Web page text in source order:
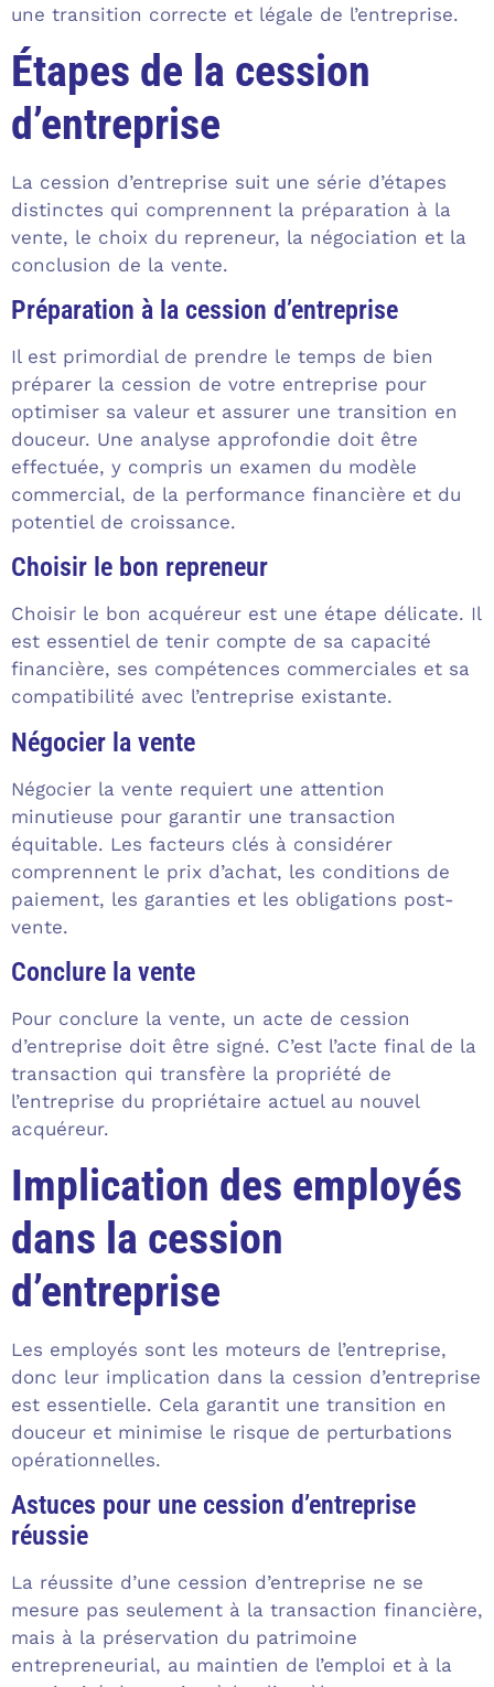
une transition correcte et légale de l’entreprise.
Étapes de la cession
d’entreprise
La cession d’entreprise suit une série d’étapes
distinctes qui comprennent la préparation à la
vente, le choix du repreneur, la négociation et la
conclusion de la vente.
Préparation à la cession d’entreprise
Il est primordial de prendre le temps de bien
préparer la cession de votre entreprise pour
optimiser sa valeur et assurer une transition en
douceur. Une analyse approfondie doit être
effectuée, y compris un examen du modèle
commercial, de la performance financière et du
potentiel de croissance.
Choisir le bon repreneur
Choisir le bon acquéreur est une étape délicate. Il
est essentiel de tenir compte de sa capacité
financière, ses compétences commerciales et sa
compatibilité avec l’entreprise existante.
Négocier la vente
Négocier la vente requiert une attention
minutieuse pour garantir une transaction
équitable. Les facteurs clés à considérer
comprennent le prix d’achat, les conditions de
paiement, les garanties et les obligations post-
vente.
Conclure la vente
Pour conclure la vente, un acte de cession
d’entreprise doit être signé. C’est l’acte final de la
transaction qui transfère la propriété de
l’entreprise du propriétaire actuel au nouvel
acquéreur.
Implication des employés
dans la cession
d’entreprise
Les employés sont les moteurs de l’entreprise,
donc leur implication dans la cession d’entreprise
est essentielle. Cela garantit une transition en
douceur et minimise le risque de perturbations
opérationnelles.
Astuces pour une cession d’entreprise
réussie
La réussite d’une cession d’entreprise ne se
mesure pas seulement à la transaction financière,
mais à la préservation du patrimoine
entrepreneurial, au maintien de l’emploi et à la